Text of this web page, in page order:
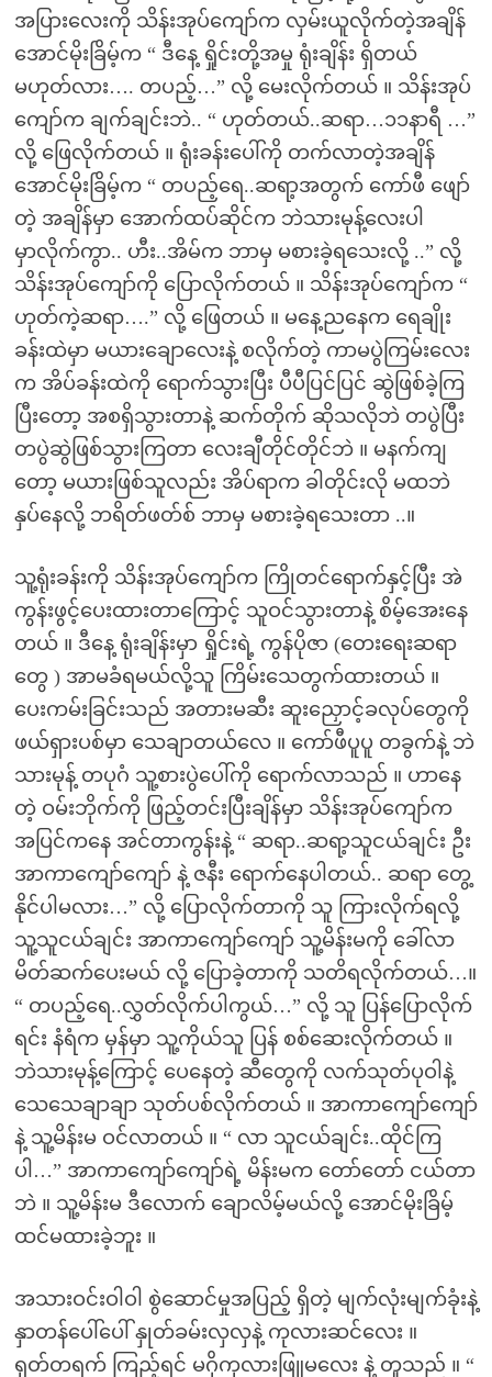
အပြားလေးကို သိန်းအုပ်ကျော်က လှမ်းယူလိုက်တဲ့အချိန်
အောင်မိုးခြိမ့်က “ ဒီနေ့ ရှိုင်းတို့အမှု ရုံးချိန်း ရှိတယ်
မဟုတ်လား…. တပည့်…” လို့ မေးလိုက်တယ် ။ သိန်းအုပ်
ကျော်က ချက်ချင်းဘဲ.. “ ဟုတ်တယ်..ဆရာ…၁၁နာရီ …”
လို့ ဖြေလိုက်တယ် ။ ရုံးခန်းပေါ်ကို တက်လာတဲ့အချိန်
အောင်မိုးခြိမ့်က “ တပည့်ရေ..ဆရာ့အတွက် ကော်ဖီ ဖျော်
တဲ့ အချိန်မှာ အောက်ထပ်ဆိုင်က ဘဲသားမုန့်လေးပါ
မှာလိုက်ကွာ.. ဟီး..အိမ်က ဘာမှ မစားခဲ့ရသေးလို့ ..” လို့
သိန်းအုပ်ကျော်ကို ပြောလိုက်တယ် ။ သိန်းအုပ်ကျော်က “
ဟုတ်ကဲ့ဆရာ….” လို့ ဖြေတယ် ။ မနေ့ညနေက ရေချိုး
ခန်းထဲမှာ မယားချောလေးနဲ့ စလိုက်တဲ့ ကာမပွဲကြမ်းလေး
က အိပ်ခန်းထဲကို ရောက်သွားပြီး ပီပီပြင်ပြင် ဆွဲဖြစ်ခဲ့ကြ
ပြီးတော့ အစရှိသွားတာနဲ့ ဆက်တိုက် ဆိုသလိုဘဲ တပွဲပြီး
တပွဲဆွဲဖြစ်သွားကြတာ လေးချီတိုင်တိုင်ဘဲ ။ မနက်ကျ
တော့ မယားဖြစ်သူလည်း အိပ်ရာက ခါတိုင်းလို မထဘဲ
နှပ်နေလို့ ဘရိတ်ဖတ်စ် ဘာမှ မစားခဲ့ရသေးတာ ..။
သူ့ရုံးခန်းကို သိန်းအုပ်ကျော်က ကြိုတင်ရောက်နှင့်ပြီး အဲ
ကွန်းဖွင့်ပေးထားတာကြောင့် သူဝင်သွားတာနဲ့ စိမ့်အေးနေ
တယ် ။ ဒီနေ့ ရုံးချိန်းမှာ ရှိုင်းရဲ့ ကွန်ပိုဇာ (တေးရေးဆရာ
တွေ ) အာမခံရမယ်လို့သူ ကြိမ်းသေတွက်ထားတယ် ။
ပေးကမ်းခြင်းသည် အတားမဆီး ဆူးညှောင့်ခလုပ်တွေကို
ဖယ်ရှားပစ်မှာ သေချာတယ်လေ ။ ကော်ဖီပူပူ တခွက်နဲ့ ဘဲ
သားမုန့် တပုဂံ သူ့စားပွဲပေါ်ကို ရောက်လာသည် ။ ဟာနေ
တဲ့ ဝမ်းဘိုက်ကို ဖြည့်တင်းပြီးချိန်မှာ သိန်းအုပ်ကျော်က
အပြင်ကနေ အင်တာကွန်းနဲ့ “ ဆရာ..ဆရာ့သူငယ်ချင်း ဦး
အာကာကျော်ကျော် နဲ့ ဇနီး ရောက်နေပါတယ်.. ဆရာ တွေ့
နိုင်ပါမလား…” လို့ ပြောလိုက်တာကို သူ ကြားလိုက်ရလို့
သူ့သူငယ်ချင်း အာကာကျော်ကျော် သူ့မိန်းမကို ခေါ်လာ
မိတ်ဆက်ပေးမယ် လို့ ပြောခဲ့တာကို သတိရလိုက်တယ်…။
“ တပည့်ရေ..လွှတ်လိုက်ပါကွယ်…” လို့ သူ ပြန်ပြောလိုက်
ရင်း နံရံက မှန်မှာ သူ့ကိုယ်သူ ပြန် စစ်ဆေးလိုက်တယ် ။
ဘဲသားမုန့်ကြောင့် ပေနေတဲ့ ဆီတွေကို လက်သုတ်ပုဝါနဲ့
သေသေချာချာ သုတ်ပစ်လိုက်တယ် ။ အာကာကျော်ကျော်
နဲ့ သူ့မိန်းမ ဝင်လာတယ် ။ “ လာ သူငယ်ချင်း..ထိုင်ကြ
ပါ…” အာကာကျော်ကျော်ရဲ့ မိန်းမက တော်တော် ငယ်တာ
ဘဲ ။ သူ့မိန်းမ ဒီလောက် ချောလိမ့်မယ်လို့ အောင်မိုးခြိမ့်
ထင်မထားခဲ့ဘူး ။
အသားဝင်းဝါဝါ စွဲဆောင်မှုအပြည့် ရှိတဲ့ မျက်လုံးမျက်ခုံးနဲ့
နှာတန်ပေါ်ပေါ် နှုတ်ခမ်းလှလှနဲ့ ကုလားဆင်လေး ။
ရုတ်တရက် ကြည့်ရင် မဂိုကုလားဖြူမလေး နဲ့ တူသည် ။ “